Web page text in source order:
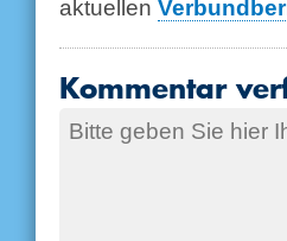
aktuellen
Kommentar